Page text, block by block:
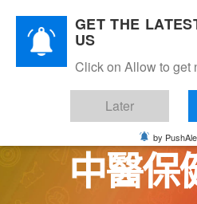
Skip
content
中醫保
GET THE
US
Click on Allow to get
Later
by